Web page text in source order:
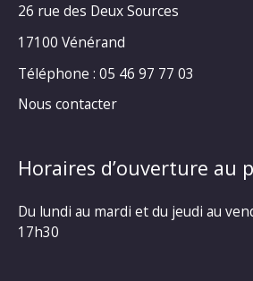
26 rue des Deux Sources
17100 Vénérand
Téléphone : 05 46 97 77 03
Nous contacter
Horaires d’ouverture au
Du lundi au mardi et du jeudi au
17h30